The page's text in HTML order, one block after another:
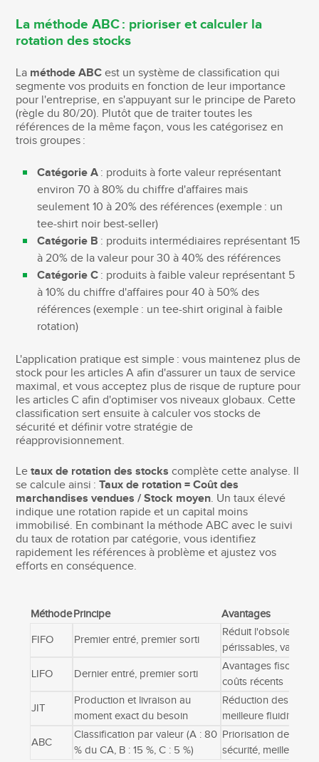
La méthode ABC : prioriser et calculer la
rotation des stocks
La méthode ABC est un système de classification qui
segmente vos produits en fonction de leur importance
pour l'entreprise, en s'appuyant sur le principe de Pareto
(règle du 80/20). Plutôt que de traiter toutes les
références de la même façon, vous les catégorisez en
trois groupes :
Catégorie A : produits à forte valeur représentant
environ 70 à 80% du chiffre d'affaires mais
seulement 10 à 20% des références (exemple : un
tee-shirt noir best-seller)
Catégorie B : produits intermédiaires représentant 15
à 20% de la valeur pour 30 à 40% des références
Catégorie C : produits à faible valeur représentant 5
à 10% du chiffre d'affaires pour 40 à 50% des
références (exemple : un tee-shirt original à faible
rotation)
L'application pratique est simple : vous maintenez plus de
stock pour les articles A afin d'assurer un taux de service
maximal, et vous acceptez plus de risque de rupture pour
les articles C afin d'optimiser vos niveaux globaux. Cette
classification sert ensuite à calculer vos stocks de
sécurité et définir votre stratégie de
réapprovisionnement.
Letaux de rotation des stocks complète cette analyse. Il
se calcule ainsi :Taux de rotation = Coût des
marchandises vendues / Stock moyen. Un taux élevé
indique une rotation rapide et un capital moins
immobilisé. En combinant la méthode ABC avec le suivi
du taux de rotation par catégorie, vous identifiez
rapidement les références à problème et ajustez vos
efforts en conséquence.
MéthodePrincipe Avantages
FIFO Premier entré, premier sorti
Réduit
périssables,
LIFO Dernier entré, premier sorti
Avantages fiscaux
coûts récents
JIT
Production et livraison au
moment exact du besoin
Réduction des
meilleure fluidité,
ABC
Classification par valeur (A : 80
% du CA, B : 15 %, C : 5 %)
Priorisation des
sécurité, meilleure